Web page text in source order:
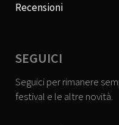
Recensioni
SEGUICI
Seguici per rimanere
festival e le altre novità.